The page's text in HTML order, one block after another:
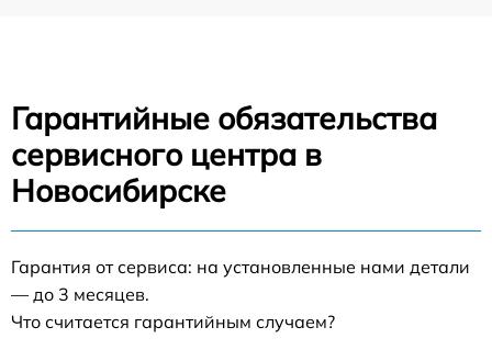
Гарантийные обязательства
сервисного центра в
Новосибирске
Гарантия от сервиса: на установленные нами детали
— до 3 месяцев.
Что считается гарантийным случаем?